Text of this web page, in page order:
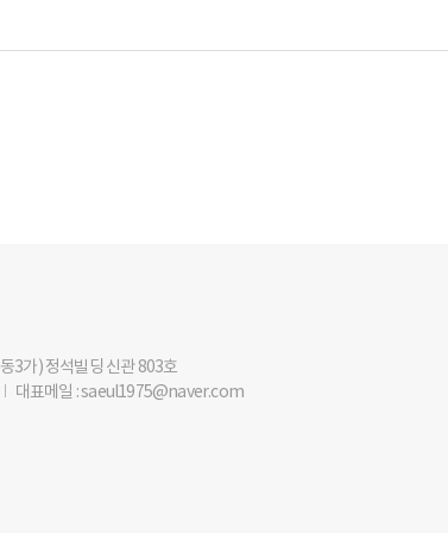
3가) 정석빌딩 신관 803호
대표메일 : saeul1975@naver.com